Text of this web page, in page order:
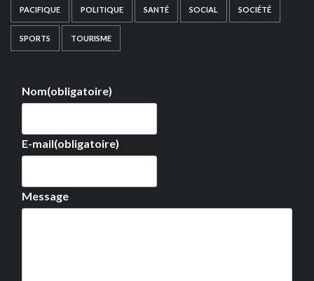
PACIFIQUE POLITIQUE SANTÉ SOCIAL SOCIÉTÉ
SPORTS TOURISME
Nom(obligatoire)
E-mail(obligatoire)
Message